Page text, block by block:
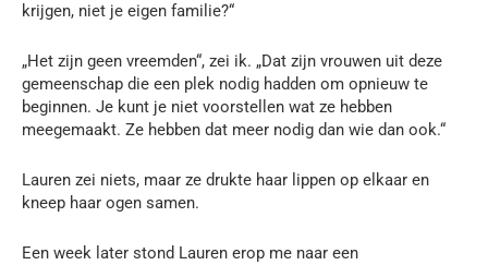
krijgen, niet je eigen familie?“
„Het zijn geen vreemden“, zei ik. „Dat zijn vrouwen uit deze
gemeenschap die een plek nodig hadden om opnieuw te
beginnen. Je kunt je niet voorstellen wat ze hebben
meegemaakt. Ze hebben dat meer nodig dan wie dan ook.“
Lauren zei niets, maar ze drukte haar lippen op elkaar en
kneep haar ogen samen.
Een week later stond Lauren erop me naar een